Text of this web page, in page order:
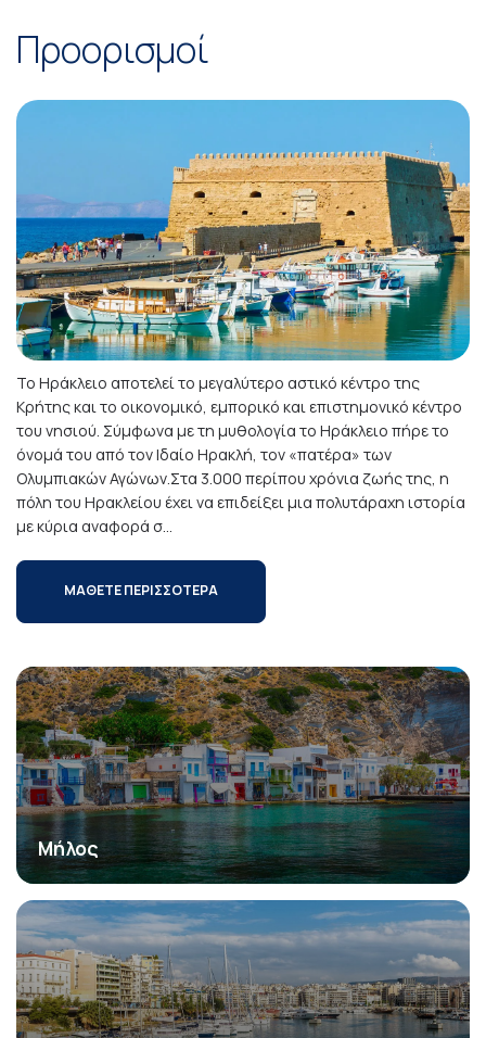
Προορισμοί
Το Ηράκλειο αποτελεί το μεγαλύτερο αστικό κέντρο της
Κρήτης και το οικονομικό, εμπορικό και επιστημονικό κέντρο
του νησιού. Σύμφωνα με τη μυθολογία το Ηράκλειο πήρε το
όνομά του από τον Ιδαίο Ηρακλή, τον «πατέρα» των
Ολυμπιακών Αγώνων.Στα 3.000 περίπου χρόνια ζωής της, η
πόλη του Ηρακλείου έχει να επιδείξει μια πολυτάραχη ιστορία
με κύρια αναφορά σ...
ΜΑΘΕΤΕ ΠΕΡΙΣΣΟΤΕΡΑ
Μήλος